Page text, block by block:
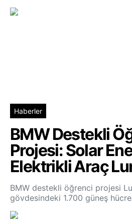
Haberler
BMW Destekli
Projesi: Solar
Elektrikli Araç
BMW destekli öğrenci projesi
gövdesindeki 1.700 güneş